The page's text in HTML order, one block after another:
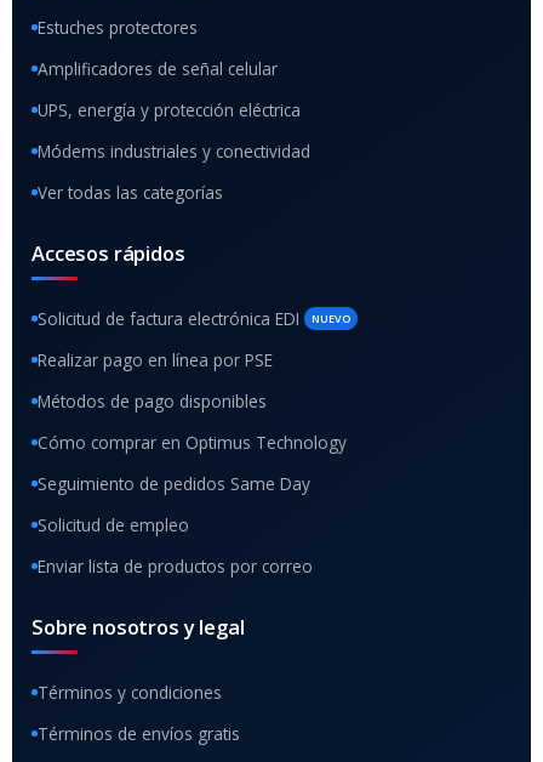
Estuches protectores
Amplificadores de señal celular
UPS, energía y protección eléctrica
Módems industriales y conectividad
Ver todas las categorías
Accesos rápidos
Solicitud de factura electrónica EDI NUEVO
Realizar pago en línea por PSE
Métodos de pago disponibles
Cómo comprar en Optimus Technology
Seguimiento de pedidos Same Day
Solicitud de empleo
Enviar lista de productos por correo
Sobre nosotros y legal
Términos y condiciones
Términos de envíos gratis